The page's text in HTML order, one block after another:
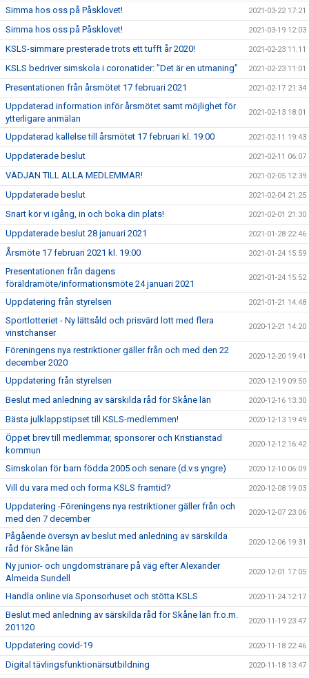
Simma hos oss på Påsklovet! 2021-03-22 17:21
Simma hos oss på Påsklovet! 2021-03-19 12:03
KSLS-simmare presterade trots ett tufft år 2020! 2021-02-23 11:11
KSLS bedriver simskola i coronatider: ”Det är en utmaning” 2021-02-23 11:01
Presentationen från årsmötet 17 februari 2021 2021-02-17 21:34
Uppdaterad information inför årsmötet samt möjlighet för
ytterligare anmälan
2021-02-13 18:01
Uppdaterad kallelse till årsmötet 17 februari kl. 19:00 2021-02-11 19:43
Uppdaterade beslut 2021-02-11 06:07
VÄDJAN TILL ALLA MEDLEMMAR! 2021-02-05 12:39
Uppdaterade beslut 2021-02-04 21:25
Snart kör vi igång, in och boka din plats! 2021-02-01 21:30
Uppdaterade beslut 28 januari 2021 2021-01-28 22:46
Årsmöte 17 februari 2021 kl. 19:00 2021-01-24 15:59
Presentationen från dagens
föräldramöte/informationsmöte 24 januari 2021
2021-01-24 15:52
Uppdatering från styrelsen 2021-01-21 14:48
Sportlotteriet - Ny lättsåld och prisvärd lott med flera
vinstchanser
2020-12-21 14:20
Föreningens nya restriktioner gäller från och med den 22
december 2020
2020-12-20 19:41
Uppdatering från styrelsen 2020-12-19 09:50
Beslut med anledning av särskilda råd för Skåne län 2020-12-16 13:30
Bästa julklappstipset till KSLS-medlemmen! 2020-12-13 19:49
Öppet brev till medlemmar, sponsorer och Kristianstad
kommun
2020-12-12 16:42
Simskolan för barn födda 2005 och senare (d.v.s yngre) 2020-12-10 06:09
Vill du vara med och forma KSLS framtid? 2020-12-08 19:03
Uppdatering -Föreningens nya restriktioner gäller från och
med den 7 december
2020-12-07 23:06
Pågående översyn av beslut med anledning av särskilda
råd för Skåne län
2020-12-06 19:31
Ny junior- och ungdomstränare på väg efter Alexander
Almeida Sundell
2020-12-01 17:05
Handla online via Sponsorhuset och stötta KSLS 2020-11-24 12:17
Beslut med anledning av särskilda råd för Skåne län fr.o.m.
201120
2020-11-19 23:47
Uppdatering covid-19 2020-11-18 22:46
Digital tävlingsfunktionärsutbildning 2020-11-18 13:47